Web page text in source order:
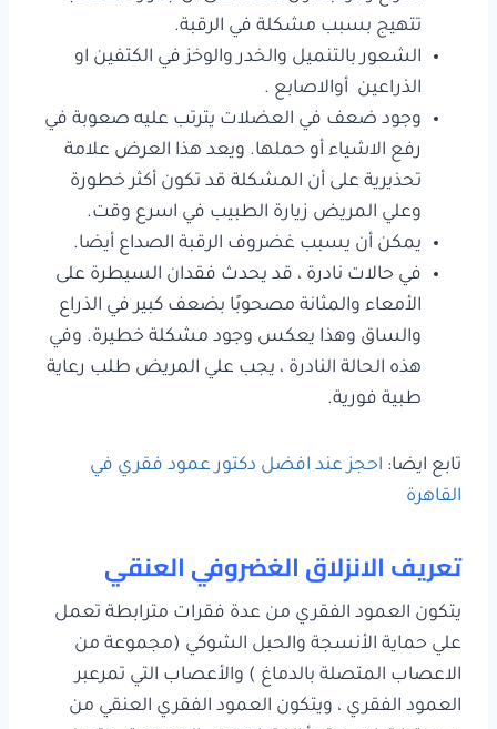
تتهيج بسبب مشكلة في الرقبة.
الشعور بالتنميل والخدر والوخز في الكتفين او
الذراعين أوالاصابع .
وجود ضعف في العضلات يترتب عليه صعوبة في
رفع الاشياء أو حملها. ويعد هذا العرض علامة
تحذيرية على أن المشكلة قد تكون أكثر خطورة
وعلي المريض زيارة الطبيب في اسرع وقت.
يمكن أن يسبب غضروف الرقبة الصداع أيضا.
في حالات نادرة ، قد يحدث فقدان السيطرة على
الأمعاء والمثانة مصحوبًا بضعف كبير في الذراع
والساق وهذا يعكس وجود مشكلة خطيرة. وفي
هذه الحالة النادرة ، يجب علي المريض طلب رعاية
طبية فورية.
تابع ايضا: احجز عند افضل دكتور عمود فقري في
القاهرة
تعريف الانزلاق الغضروفي العنقي
يتكون العمود الفقري من عدة فقرات مترابطة تعمل
علي حماية الأنسجة والحبل الشوكي (مجموعة من
الاعصاب المتصلة بالدماغ ) والأعصاب التي تمرعبر
العمود الفقري ، ويتكون العمود الفقري العنقي من